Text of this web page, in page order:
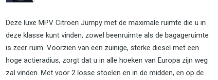
Deze luxe MPV Citroën Jumpy met de maximale ruimte die u in
deze klasse kunt vinden, zowel beenruimte als de bagageruimte
is zeer ruim. Voorzien van een zuinige, sterke diesel met een
hoge actieradius, zorgt dat u in alle hoeken van Europa zijn weg
zal vinden. Met voor 2 losse stoelen en in de midden, en op de